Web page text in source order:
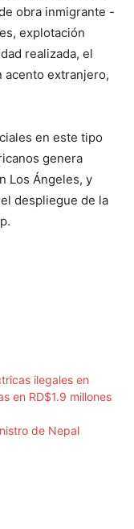
obra inmigrante -
explotación
realizada, el
acento extranjero,
en este tipo
genera
Los Ángeles, y
despliegue de la
ilegales en
en RD$1.9 millones
de Nepal